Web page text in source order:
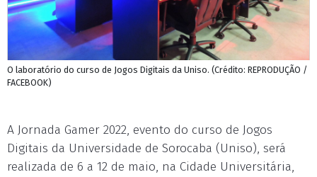
O laboratório do curso de Jogos Digitais da Uniso. (Crédito: REPRODUÇÃO /
FACEBOOK)
A Jornada Gamer 2022, evento do curso de Jogos
Digitais da Universidade de Sorocaba (Uniso), será
realizada de 6 a 12 de maio, na Cidade Universitária,